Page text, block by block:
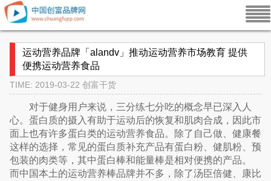
运动营养品牌「alandv」推动运动营养市场教育 提供
便携运动营养食品
TIME: 2019-03-22 创富干货
对于健身用户来说，三分练七分吃的概念早已深入人
心。蛋白质的摄入有助于运动后的恢复和肌肉合成，因此市
面上也有许多蛋白类的运动营养食品。除了自己做、健康餐
这样的选择，常见的蛋白质补充产品有蛋白粉、健肌粉、预
包装的肉类等，其中蛋白棒和能量棒是相对便携的产品。
而中国本土的运动营养棒品牌并不多，除了汤臣倍健、康比